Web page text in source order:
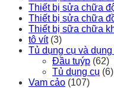
Thiết bị sửa chữa
Thiết bị sửa chữa
Thiết bị sữa chữa
tô vít (3)
Tủ dụng cụ và
Đầu tuýp (62)
Tủ dụng cụ (6)
Vam cảo (107)